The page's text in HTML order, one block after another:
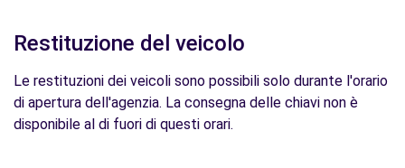
Restituzione del veicolo
Le restituzioni dei veicoli sono possibili solo durante l'orario
di apertura dell'agenzia. La consegna delle chiavi non è
disponibile al di fuori di questi orari.